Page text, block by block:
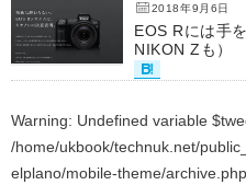
2018年9月6日
EOS Rには手
NIKON Zも）
Warning: Undefined variable
/home/ukbook/technuk.net/
elplano/mobile-theme/archive.php